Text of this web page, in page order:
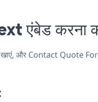
करना
और Contact Quote